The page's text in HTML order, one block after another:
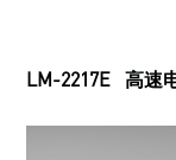
LM-2217E 高速